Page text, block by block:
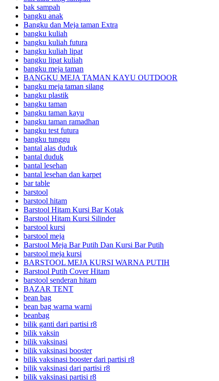
bak sampah
bangku anak
Bangku dan Meja taman Extra
bangku kuliah
bangku kuliah futura
bangku kuliah lipat
bangku lipat kuliah
bangku meja taman
BANGKU MEJA TAMAN KAYU OUTDOOR
bangku meja taman silang
bangku plastik
bangku taman
bangku taman kayu
bangku taman ramadhan
bangku test futura
bangku tunggu
bantal alas duduk
bantal duduk
bantal lesehan
bantal lesehan dan karpet
bar table
barstool
barstool hitam
Barstool Hitam Kursi Bar Kotak
Barstool Hitam Kursi Silinder
barstool kursi
barstool meja
Barstool Meja Bar Putih Dan Kursi Bar Putih
barstool meja kursi
BARSTOOL MEJA KURSI WARNA PUTIH
Barstool Putih Cover Hitam
barstool senderan hitam
BAZAR TENT
bean bag
bean bag warna warni
beanbag
bilik ganti dari partisi r8
bilik vaksin
bilik vaksinasi
bilik vaksinasi booster
bilik vaksinasi booster dari partisi r8
bilik vaksinasi dari partisi r8
bilik vaksinasi partisi r8